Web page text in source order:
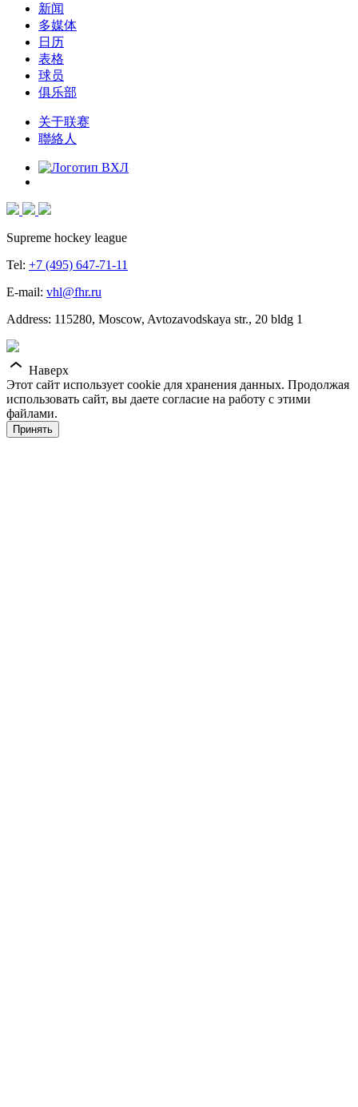
新闻
多媒体
日历
表格
球员
俱乐部
关于联赛
聯絡人
Supreme hockey league
Tel: +7 (495) 647-71-11
E-mail: vhl@fhr.ru
Address: 115280, Moscow, Avtozavodskaya str., 20 bldg 1
Наверх
Этот сайт использует cookie для хранения данных. Продолжая
использовать сайт, вы даете согласие на работу с этими
файлами.
Принять